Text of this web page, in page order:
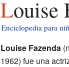
Enciclopedia para
Louise Fazenda
1962) fue una